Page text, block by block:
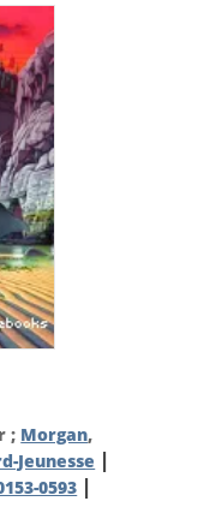
; Morgan,
Jeunesse |
0593 |